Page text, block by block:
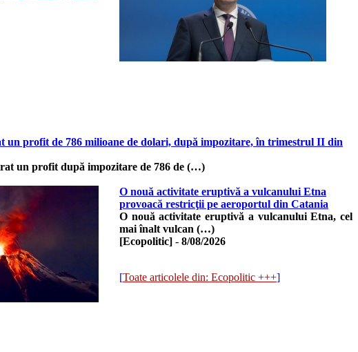
profit de 786 milioane de dolari, după impozitare, în trimestrul II din
un profit după impozitare de 786 de (…)
O nouă activitate eruptivă a vulcanului Etna
provoacă restricţii pe aeroportul din Catania
O nouă activitate eruptivă a vulcanului Etna, cel
mai înalt vulcan (…)
[Ecopolitic] - 8/08/2026
[Toate articolele din: Ecopolitic +++]